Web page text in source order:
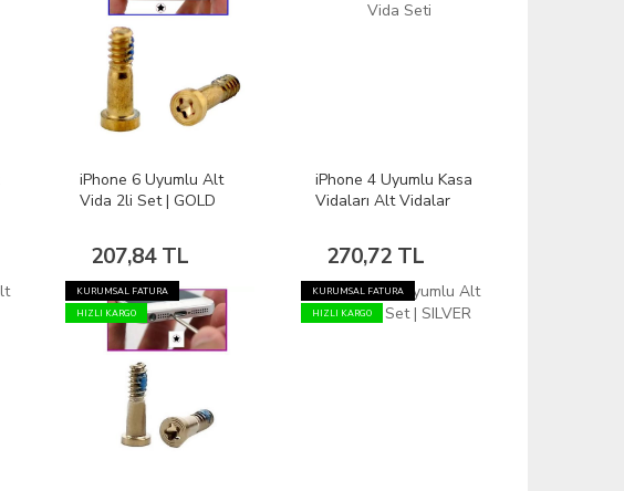
iPhone 6 Uyumlu Alt
Vida 2li Set | GOLD
207,84 TL
iPhone 4 Uyumlu Kasa
Vidaları Alt Vidalar
270,72 TL
KURUMSAL FATURA
HIZLI KARGO
KURUMSAL FATURA
HIZLI KARGO